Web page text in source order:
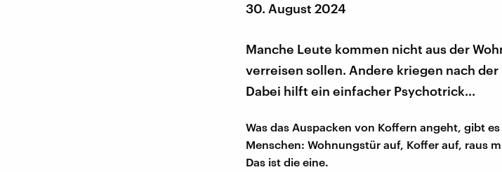
30. August 2024
Manche Leute kommen nicht aus der
verreisen sollen. Andere kriegen nach
Dabei hilft ein einfacher Psychotrick...
Was das Auspacken von Koffern angeht, gibt
Menschen: Wohnungstür auf, Koffer auf, raus
Das ist die eine.